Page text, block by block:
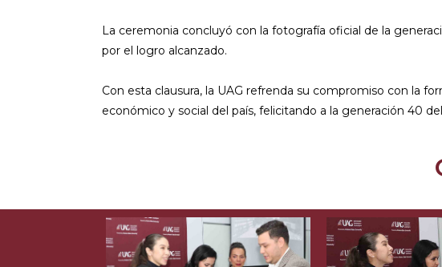
La ceremonia concluyó con la fotografía oficial de la
por el logro alcanzado.
Con esta clausura, la UAG refrenda su compromiso con la
económico y social del país, felicitando a la generación 40